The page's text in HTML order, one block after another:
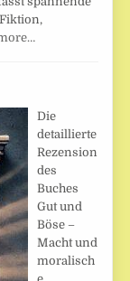
Die
detaillierte
Rezension
des
Buches
Gut und
Böse –
Macht und
moralisch